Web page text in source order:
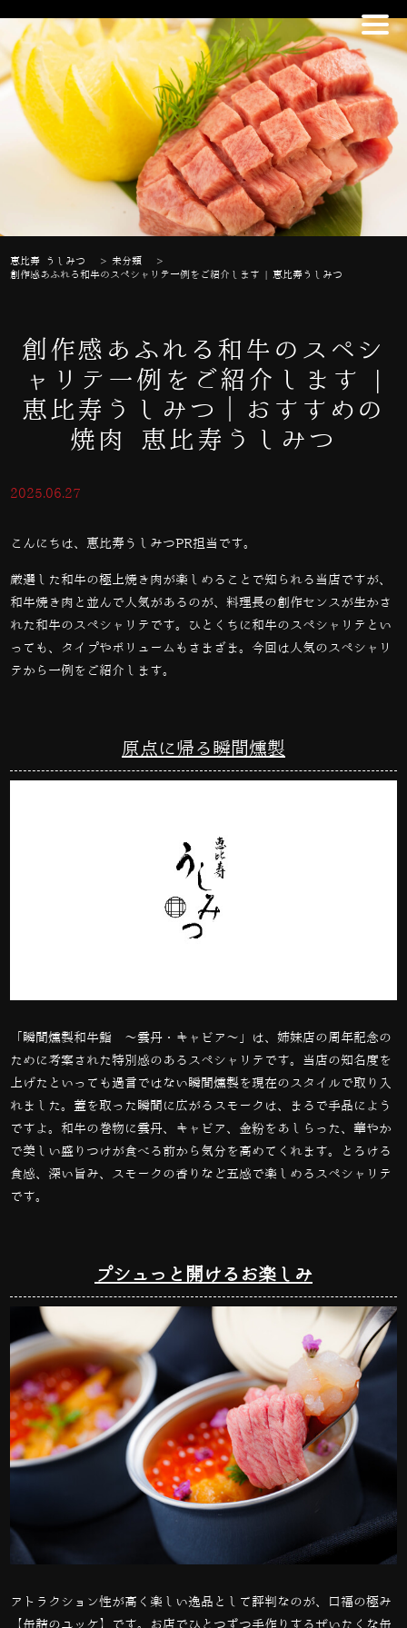
恵比寿 うしみつ >未分類
>
創作感あふれる和牛のスペシャリテ一例をご紹介します | 恵比寿うしみつ
創作感あふれる和牛のスペシ
ャリテ一例をご紹介します |
恵比寿うしみつ｜おすすめの
焼肉 恵比寿うしみつ
2025.06.27
こんにちは、恵比寿うしみつPR担当です。
厳選した和牛の極上焼き肉が楽しめることで知られる当店ですが、
和牛焼き肉と並んで人気があるのが、料理長の創作センスが生かさ
れた和牛のスペシャリテです。ひとくちに和牛のスペシャリテとい
っても、タイプやボリュームもさまざま。今回は人気のスペシャリ
テから一例をご紹介します。
原点に帰る瞬間燻製
「 瞬間燻製和牛鮨 〜雲丹・キャビア〜」は、姉妹店の周年記念の
ために考案された特別感のあるスペシャリテです。当店の知名度を
上げたといっても過言ではない瞬間燻製を現在のスタイルで取り入
れました。蓋を取った瞬間に広がるスモークは、まるで手品によう
ですよ。和牛の巻物に雲丹、キャビア、金粉をあしらった、華やか
で美しい盛りつけが食べる前から気分を高めてくれます。とろける
食感、深い旨み、スモークの香りなど五感で楽しめるスペシャリテ
です。
プシュっと開けるお楽しみ
アトラクション性が高く楽しい逸品として評判なのが、口福の極み